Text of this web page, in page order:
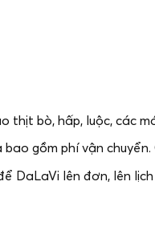
thịt bò, hấp, luộc, các
gồm phí vận chuyển.
DaLaVi lên đơn, lên